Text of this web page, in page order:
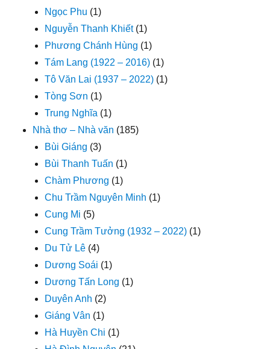
Ngọc Phu (1)
Nguyễn Thanh Khiết(1)
Phương Chánh Hùng (1)
Tám Lang (1922 – 2016) (1)
Tô Văn Lai (1937 – 2022) (1)
Tòng Sơn (1)
Trung Nghĩa (1)
Nhà thơ – Nhà văn (185)
Bùi Giáng (3)
Bùi Thanh Tuấn (1)
Chàm Phương (1)
Chu Trầm Nguyên Minh (1)
Cung Mi (5)
Cung Trầm Tưởng (1932 – 2022) (1)
Du Tử Lê (4)
Dương Soái (1)
Dương Tấn Long (1)
Duyên Anh (2)
Giáng Vân (1)
Hà Huyền Chi (1)